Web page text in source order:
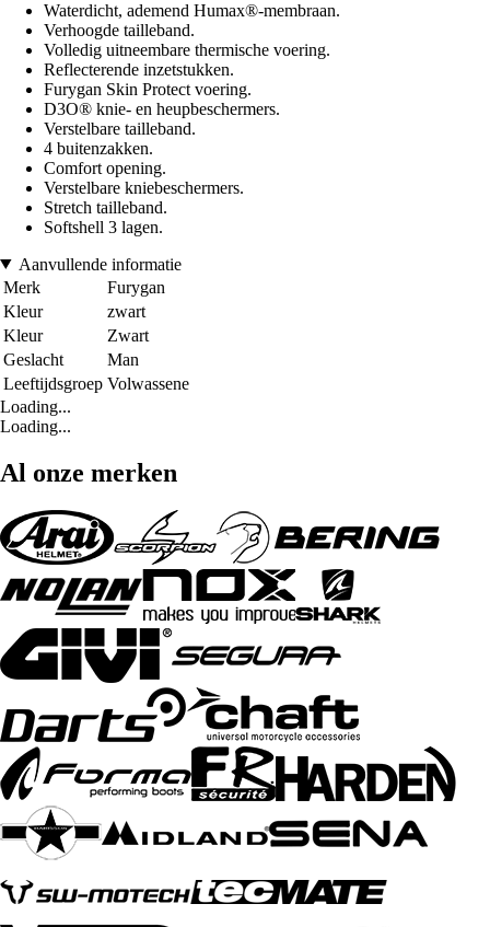
Waterdicht, ademend Humax®-membraan.
Verhoogde tailleband.
Volledig uitneembare thermische voering.
Reflecterende inzetstukken.
Furygan Skin Protect voering.
D3O® knie- en heupbeschermers.
Verstelbare tailleband.
4 buitenzakken.
Comfort opening.
Verstelbare kniebeschermers.
Stretch tailleband.
Softshell 3 lagen.
Aanvullende informatie
Merk
Furygan
Kleur
zwart
Kleur
Zwart
Geslacht
Man
Leeftijdsgroep Volwassene
Loading...
Loading...
Al onze merken